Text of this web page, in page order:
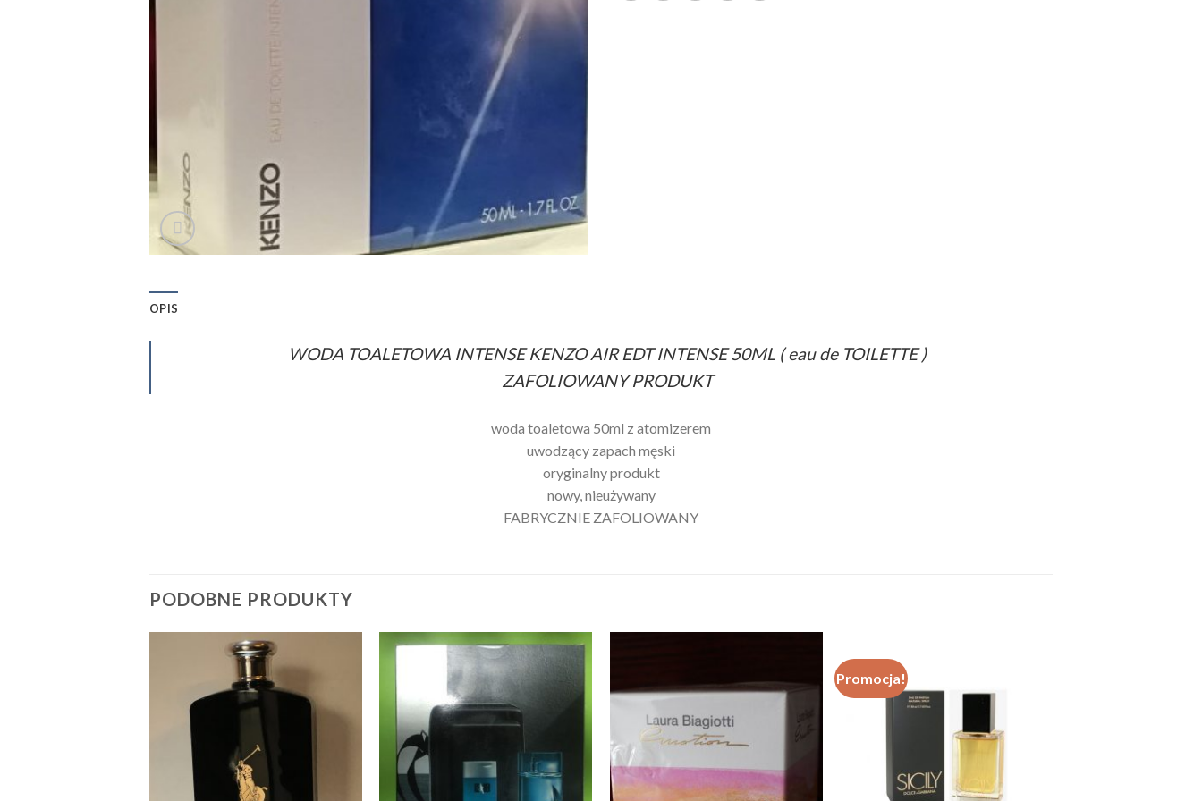
OPIS
WODA TOALETOWA INTENSE KENZO AIR EDT INTENSE 50ML ( eau de TOILETTE )
ZAFOLIOWANY PRODUKT
woda toaletowa 50ml z atomizerem
uwodzący zapach męski
oryginalny produkt
nowy, nieużywany
FABRYCZNIE ZAFOLIOWANY
PODOBNE PRODUKTY
Promocja!